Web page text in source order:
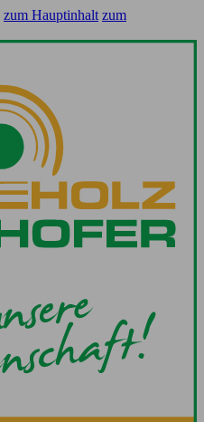
zum Hauptinhalt zum